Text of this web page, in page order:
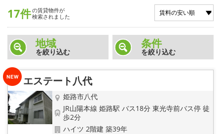
ペットと暮らせる部屋を探す
カップル向けの部屋を探す
敷金礼金0円の部屋を探す
都市ガス&オール電化の部屋を探す
ネット無料の部屋を探す
☆新築物件☆
17件の賃貸物件が
検索されました
地域
を絞り込む
条件
を絞り込む
エステート八代
姫路市八代
JR山陽本線 姫路駅 バス18分 東光寺前バス停 徒
歩2分
ハイツ 2階建 築39年